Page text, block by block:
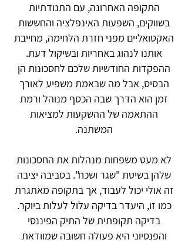
התקופה האחרונה, עם התנודתיות
בשווקים, השפעות האינפלציה והחששות
האקטואליים מפני חזרת הלחימה, מחייבת
אותנו לנהוג באחריות ובשיקול דעת.
ההפקדות החודשיות שלכם לחסכונות הן
הבסיס, אבל מה שבאמת משפיע לאורך
זמן הוא הדרך שבה הכסף מנוהל ורמת
ההתאמה של ההשקעות למציאות
המשתנה.
לא מעט משפחות מנהלות את החסכונות
שלהן בשיטת "שגר ושכח". בסביבה יציבה
זה אולי יכול לעבוד, אך בתקופה מאתגרת
כמו זו, היעדר בדיקה עלול לעלות ביוקר.
בדיקה תקופתית של התיק הפיננסי
והפנסיוני היא פעולה חשובה שמוודאת